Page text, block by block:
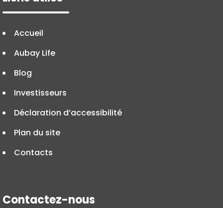
Accueil
Aubay Life
Blog
Investisseurs
Déclaration d’accessibilité
Plan du site
Contacts
Contactez-nous